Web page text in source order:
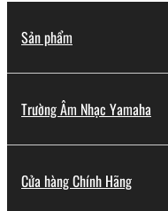
Sản phẩm
Trường Âm Nhạc Yamaha
Cửa hàng Chính Hãng